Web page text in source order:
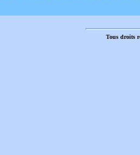
Tous droits